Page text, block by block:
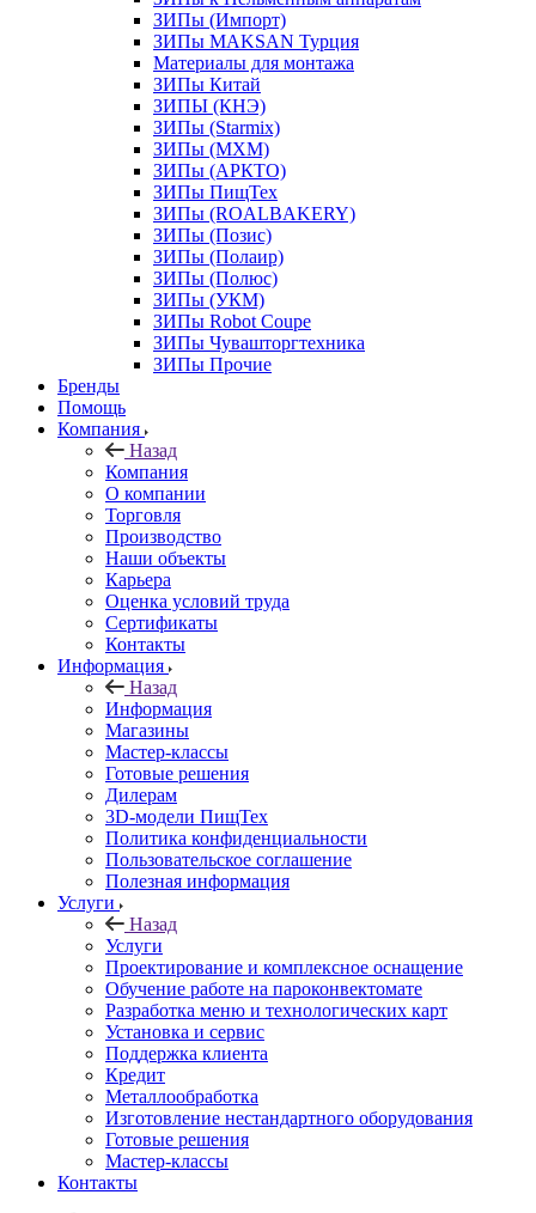
ЗИПы (Импорт)
ЗИПы MAKSAN Турция
Материалы для монтажа
ЗИПы Китай
ЗИПЫ (КНЭ)
ЗИПы (Starmix)
ЗИПы (МХМ)
ЗИПы (АРКТО)
ЗИПы ПищТех
ЗИПы (ROALBAKERY)
ЗИПы (Позис)
ЗИПы (Полаир)
ЗИПы (Полюс)
ЗИПы (УКМ)
ЗИПы Robot Coupe
ЗИПы Чувашторгтехника
ЗИПы Прочие
Бренды
Помощь
Компания
Назад
Компания
О компании
Торговля
Производство
Наши объекты
Карьера
Оценка условий труда
Сертификаты
Контакты
Информация
Назад
Информация
Магазины
Мастер-классы
Готовые решения
Дилерам
3D-модели ПищТех
Политика конфиденциальности
Пользовательское соглашение
Полезная информация
Услуги
Назад
Услуги
Проектирование и комплексное оснащение
Обучение работе на пароконвектомате
Разработка меню и технологических карт
Установка и сервис
Поддержка клиента
Кредит
Металлообработка
Изготовление нестандартного оборудования
Готовые решения
Мастер-классы
Контакты